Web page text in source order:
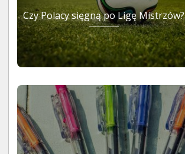
Czy Polacy sięgną po Ligę Mistrzów?